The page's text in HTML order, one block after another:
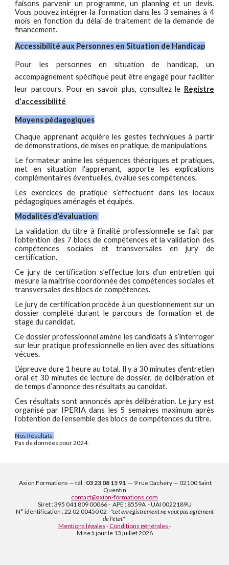
faisons parvenir un programme, un planning et un devis.
Vous pouvez intégrer la formation dans les 3 semaines à 4
mois en fonction du délai de traitement de la demande de
financement.
Accessibilité aux Personnes en Situation de Handicap
Pour les personnes en situation de handicap, un
accompagnement spécifique peut être engagé pour faciliter
leur parcours. Pour en savoir plus, consultez le Registre
d'accessibilité
Moyens pédagogiques
Chaque apprenant acquière les gestes techniques à partir
de démonstrations, de mises en pratique, de manipulations
Le formateur anime les séquences théoriques et pratiques,
met en situation l'apprenant, apporte les explications
complémentaires éventuelles, évalue ses compétences.
Les exercices de pratique s’effectuent dans les locaux
pédagogiques aménagés et équipés.
Modalités d'évaluation
La validation du titre à finalité professionnelle se fait par
l’obtention des 7 blocs de compétences et la validation des
compétences sociales et transversales en jury de
certification.
Ce jury de certification s’effectue lors d’un entretien qui
mesure la maitrise coordonnée des compétences sociales et
transversales des blocs de compétences.
Le jury de certification procède à un questionnement sur un
dossier complété durant le parcours de formation et de
stage du candidat.
Ce dossier professionnel amène les candidats à s’interroger
sur leur pratique professionnelle en lien avec des situations
vécues.
L’épreuve dure 1 heure au total. Il y a 30 minutes d’entretien
oral et 30 minutes de lecture de dossier, de délibération et
de temps d’annonce des résultats au candidat.
Ces résultats sont annoncés après délibération. Le jury est
organisé par IPERIA dans les 5 semaines maximum après
l’obtention de l’ensemble des blocs de compétences du titre.
Nos Résultats
Pas de données pour 2024.
Axion Formations — tél : 03 23 08 15 91— 9 rue Dachery — 02100 Saint
Quentin
contact@axion-formations.com
Siret : 395 041 809 00066 - APE : 8559A - UAI 0022189U
N° identification : 22 02 00450 02 - "cet enregistrement ne vaut pas agrément
de l'état"
Mentions légales -Conditions générales -
Mise à jour le 13 juillet 2026